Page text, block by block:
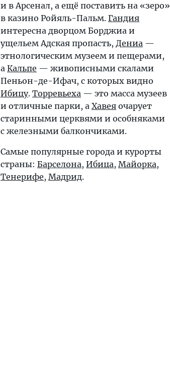
и в Арсенал, а ещё поставить на «зеро»
в казино Ройяль-Пальм. Гандия
интересна дворцом Борджиа и
ущельем Адская пропасть, Дениа —
этнологическим музеем и пещерами,
а Кальпе — живописными скалами
Пеньон-де-Ифач, с которых видно
Ибицу. Торревьеха — это масса музеев
и отличные парки, а Хавея очарует
старинными церквями и особняками
с железными балкончиками.
Самые популярные города и курорты
страны: Барселона, Ибица, Майорка,
Тенерифе, Мадрид.